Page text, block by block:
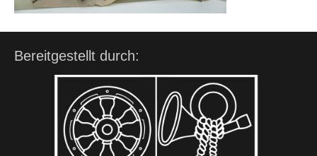
Bereitgestellt durch: